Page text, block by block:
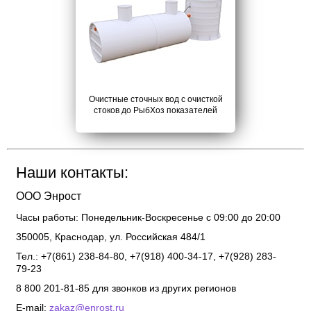
Очистные сточных вод с очисткой
стоков до РыбХоз показателей
Наши контакты:
ООО Энрост
Часы работы: Понедельник-Воскресенье с 09:00 до 20:00
350005 Краснодар ул. Российская 484/1
Тел.: +7(861) 238-84-80, +7(918) 400-34-17, +7(928) 283-
79-23
8 800 201-81-85 для звонков из других регионов
E-mail: zakaz@enrost.ru